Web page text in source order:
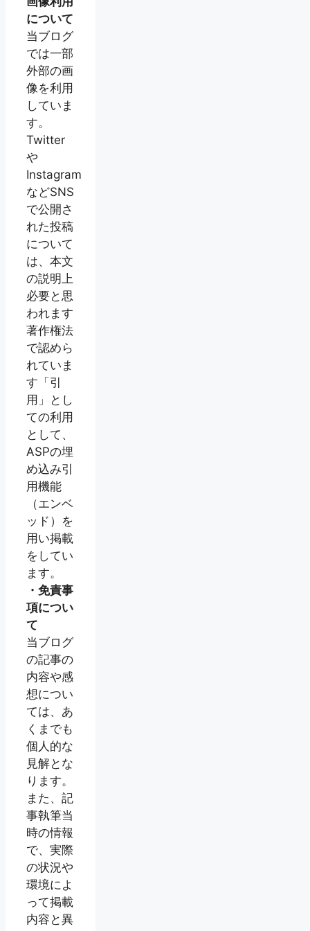
について
当ブログ
では一部
外部の画
像を利用
していま
す。
Twitter
や
Instagram
などSNS
で公開さ
れた投稿
について
は、本文
の説明上
必要と思
われます
著作権法
で認めら
れていま
す「引
用」とし
ての利用
として、
ASPの埋
め込み引
用機能
（エンベ
ッド）を
用い掲載
をしてい
ます。
・免責事
項につい
て
当ブログ
の記事の
内容や感
想につい
ては、あ
くまでも
個人的な
見解とな
ります。
また、記
事執筆当
時の情報
で、実際
の状況や
環境によ
って掲載
内容と異